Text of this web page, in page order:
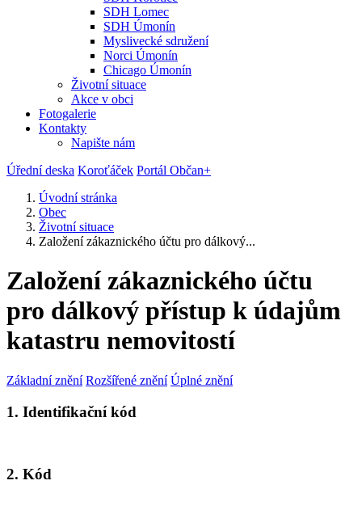
SDH Lomec
SDH Úmonín
Myslivecké sdružení
Norci Úmonín
Chicago Úmonín
Životní situace
Akce v obci
Fotogalerie
Kontakty
Napište nám
Úřední deska Koroťáček Portál Občan+
Úvodní stránka
Obec
Životní situace
Založení zákaznického účtu pro dálkový...
Založení zákaznického účtu
pro dálkový přístup k údajům
katastru nemovitostí
Základní znění Rozšířené znění Úplné znění
1. Identifikační kód
2. Kód